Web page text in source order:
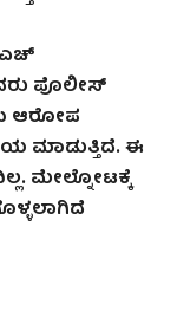
ಎಚ್
ಪೊಲೀಸ್
ಆರೋಪ
ಮಾಡುತ್ತಿದೆ. ಈ
ಮೇಲ್ನೋಟಕ್ಕೆ